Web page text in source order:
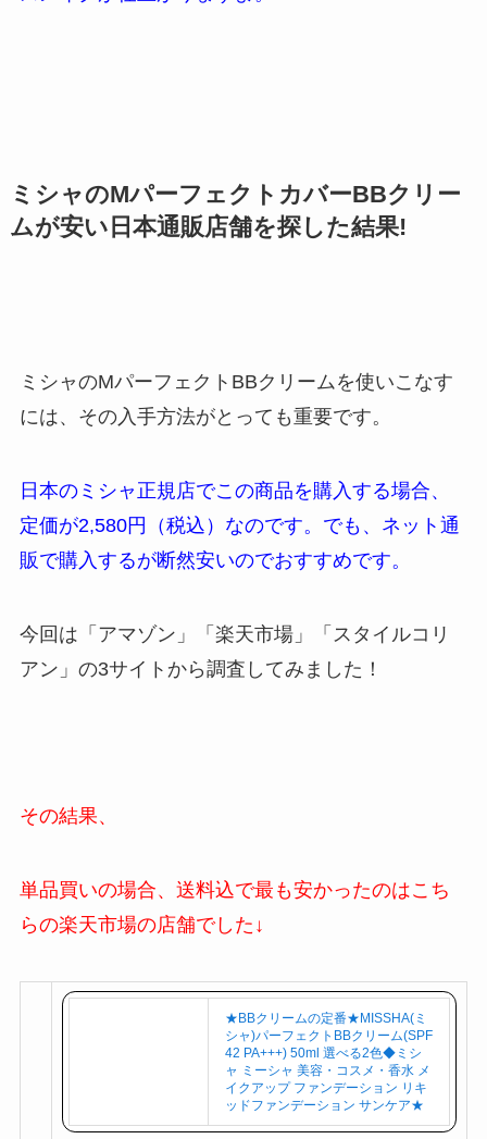
ミシャのMパーフェクトカバーBBクリー
ムが安い日本通販店舗を探した結果!
ミシャのMパーフェクトBBクリームを使いこなす
には、その入手方法がとっても重要です。
日本のミシャ正規店でこの商品を購入する場合、
定価が2,580円（税込）なのです。でも、ネット通
販で購入するが断然安いのでおすすめです。
今回は「アマゾン」「楽天市場」「スタイルコリ
アン」の3サイトから調査してみました！
その結果、
単品買いの場合、送料込で最も安かったのはこち
らの楽天市場の店舗でした↓
★BBクリームの定番★MISSHA(ミ
シャ)パーフェクトBBクリーム(SPF
42 PA+++) 50ml 選べる2色◆ミシ
ャ ミーシャ 美容・コスメ・香水 メ
イクアップ ファンデーション リキ
ッドファンデーション サンケア★